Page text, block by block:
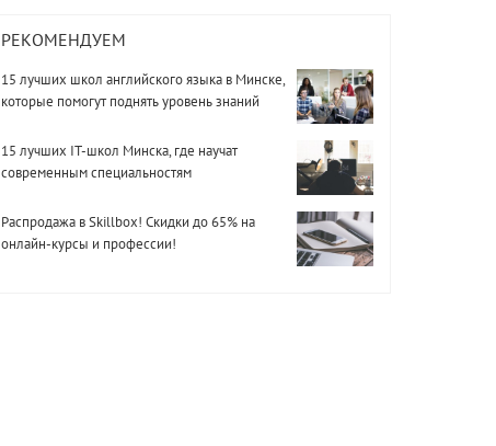
РЕКОМЕНДУЕМ
15 лучших школ английского языка в Минске,
которые помогут поднять уровень знаний
15 лучших IT-школ Минска, где научат
современным специальностям
Распродажа в Skillbox! Скидки до 65% на
онлайн-курсы и профессии!